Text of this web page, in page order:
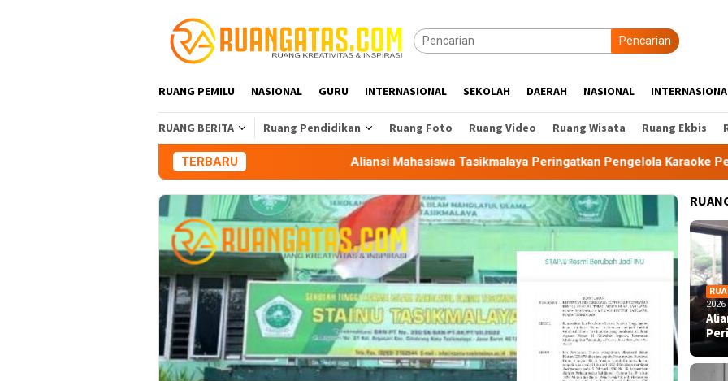
Pencarian
RUANG PEMILU NASIONAL GURU INTERNASIONAL SEKOLAH DAERAH NASIONAL
RUANG BERITA Ruang Pendidikan Ruang Foto Ruang Video Ruang Wisata Ruang Ekbis
TERBARU Aliansi Mahasiswa Tasikmalaya Peringatkan Pengelola Karaoke Penuhi Kewajiban
2026